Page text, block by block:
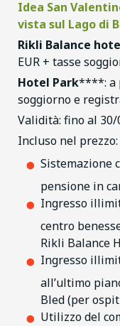
Idea San
vista sul Lago di
Rikli Balance
EUR + tasse
Hotel Park****: a
soggiorno e
Validità: fino al 30/
Incluso nel prezzo:
Sistemazione
pensione in
Ingresso
centro
Rikli Balance
Ingresso
all’ultimo
Bled (per
Utilizzo del